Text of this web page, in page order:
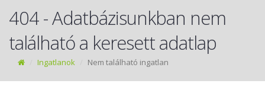
404 - Adatbázisunkban nem
található a keresett adatlap
Ingatlanok Nem található ingatlan